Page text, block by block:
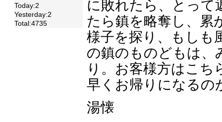
に敗れたら、とって
たら鎮を略奪し、累
様子を探り、もしも
の鎮のものどもは、
り。お客様方はこ
早くお帰りになるの
湯懐
Today:2
Yesterday:2
Total:4735